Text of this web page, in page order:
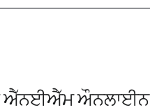
ਐੱਨਈਐੱਮ ਔਨਲਾਈਨ